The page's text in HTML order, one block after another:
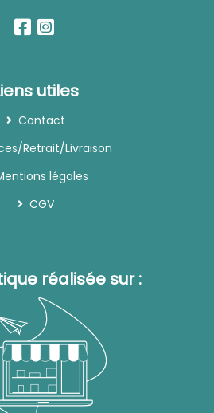
utiles
Contact
Retrait/Livraison
légales
CGV
réalisée sur :